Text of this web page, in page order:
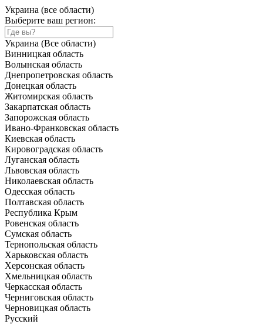
Украина (все области)
Выберите ваш регион:
Украина (Все области)
Винницкая область
Волынская область
Днепропетровская область
Донецкая область
Житомирская область
Закарпатская область
Запорожская область
Ивано-Франковская область
Киевская область
Кировоградская область
Луганская область
Львовская область
Николаевская область
Одесская область
Полтавская область
Республика Крым
Ровенская область
Сумская область
Тернопольская область
Харьковская область
Херсонская область
Хмельницкая область
Черкасская область
Черниговская область
Черновицкая область
Русский